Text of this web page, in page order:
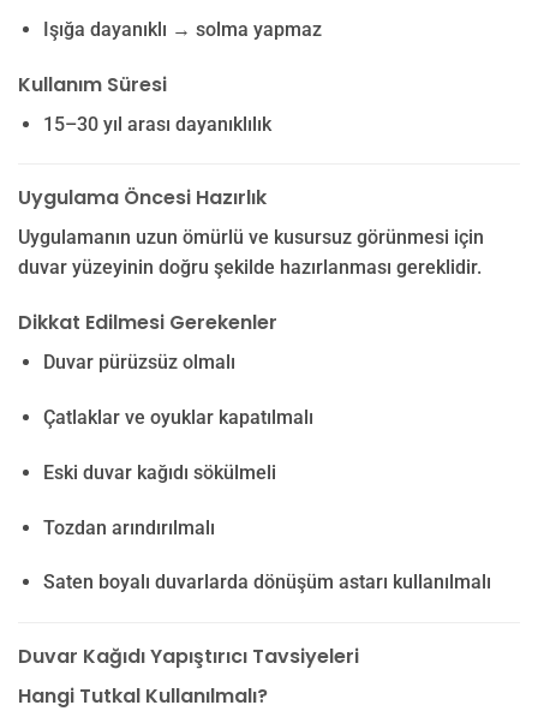
Işığa dayanıklı → solma yapmaz
Kullanım Süresi
15–30 yıl arası dayanıklılık
Uygulama Öncesi Hazırlık
Uygulamanın uzun ömürlü ve kusursuz görünmesi için
duvar yüzeyinin doğru şekilde hazırlanması gereklidir.
Dikkat Edilmesi Gerekenler
Duvar pürüzsüz olmalı
Çatlaklar ve oyuklar kapatılmalı
Eski duvar kağıdı sökülmeli
Tozdan arındırılmalı
Saten boyalı duvarlarda dönüşüm astarı kullanılmalı
Duvar Kağıdı Yapıştırıcı Tavsiyeleri
Hangi Tutkal Kullanılmalı?